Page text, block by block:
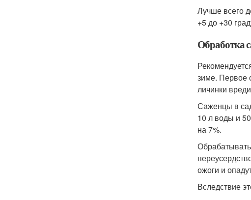
Лучше всего
+5 до +30
Обработка
зиме. Первое
личинки
Саженцы в
10 л воды и
на 7%.
ожоги и
Вследствие